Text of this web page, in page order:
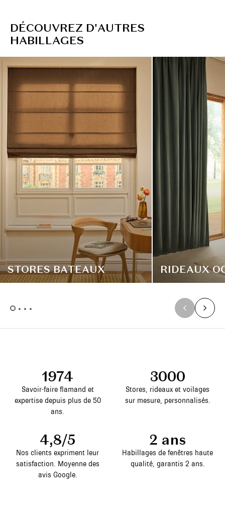
DÉCOUVREZ D'AUTRES
HABILLAGES
STORES BATEAUX RIDEAUX
1974
Savoir-faire flamand et
expertise depuis plus de 50
ans.
3000
Stores, rideaux et voilages
sur mesure, personnalisés.
4,8/5
Nos clients expriment leur
satisfaction. Moyenne des
avis Google.
2 ans
Habillages de fenêtres haute
qualité, garantis 2 ans.